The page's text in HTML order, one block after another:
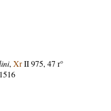
, XrII 975, 47 r°